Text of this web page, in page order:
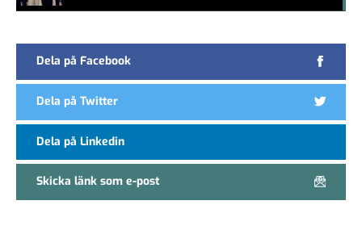
Dela på Facebook
Dela på Twitter
Dela på Linkedin
Skicka länk som e-post